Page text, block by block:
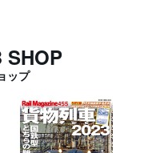
SHOP
ップ